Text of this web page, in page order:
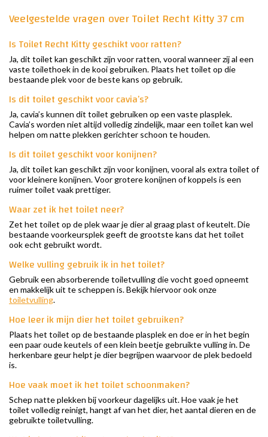
Veelgestelde vragen over Toilet Recht Kitty 37 cm
Is Toilet Recht Kitty geschikt voor ratten?
Ja, dit toilet kan geschikt zijn voor ratten, vooral wanneer zij al een
vaste toilethoek in de kooi gebruiken. Plaats het toilet op die
bestaande plek voor de beste kans op gebruik.
Is dit toilet geschikt voor cavia’s?
Ja, cavia’s kunnen dit toilet gebruiken op een vaste plasplek.
Cavia’s worden niet altijd volledig zindelijk, maar een toilet kan wel
helpen om natte plekken gerichter schoon te houden.
Is dit toilet geschikt voor konijnen?
Ja, dit toilet kan geschikt zijn voor konijnen, vooral als extra toilet of
voor kleinere konijnen. Voor grotere konijnen of koppels is een
ruimer toilet vaak prettiger.
Waar zet ik het toilet neer?
Zet het toilet op de plek waar je dier al graag plast of keutelt. Die
bestaande voorkeursplek geeft de grootste kans dat het toilet
ook echt gebruikt wordt.
Welke vulling gebruik ik in het toilet?
Gebruik een absorberende toiletvulling die vocht goed opneemt
en makkelijk uit te scheppen is. Bekijk hiervoor ook onze
toiletvulling.
Hoe leer ik mijn dier het toilet gebruiken?
Plaats het toilet op de bestaande plasplek en doe er in het begin
een paar oude keutels of een klein beetje gebruikte vulling in. De
herkenbare geur helpt je dier begrijpen waarvoor de plek bedoeld
is.
Hoe vaak moet ik het toilet schoonmaken?
Schep natte plekken bij voorkeur dagelijks uit. Hoe vaak je het
toilet volledig reinigt, hangt af van het dier, het aantal dieren en de
gebruikte toiletvulling.